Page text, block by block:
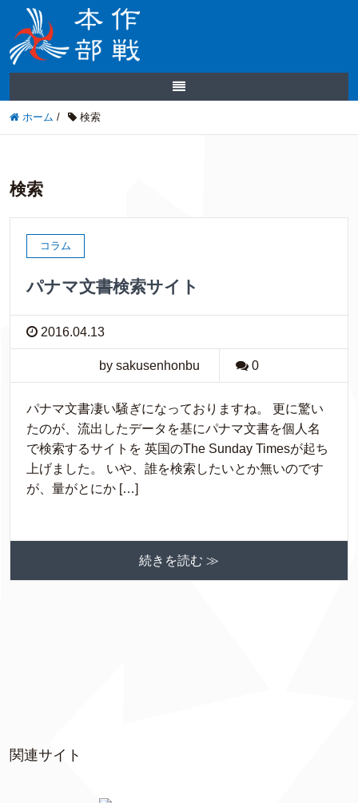
ホーム / 検索
検索
コラム
パナマ文書検索サイト
2016.04.13
by sakusenhonbu 0
パナマ文書凄い騒ぎになっておりますね。 更に驚い
たのが、流出したデータを基にパナマ文書を個人名
で検索するサイトを 英国のThe Sunday Timesが起ち
上げました。 いや、誰を検索したいとか無いのです
が、量がとにか […]
続きを読む ≫
関連サイト